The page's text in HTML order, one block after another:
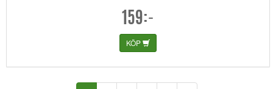
159:-
KÖP